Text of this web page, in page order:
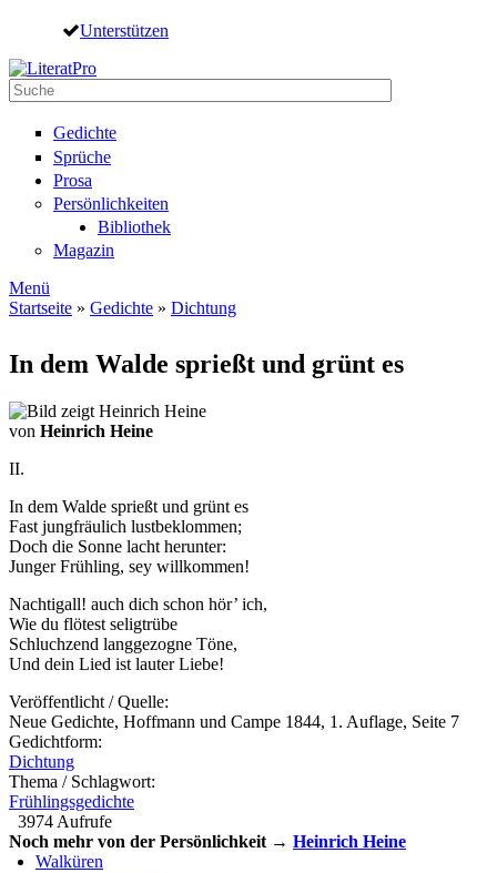
Direkt zum Inhalt
Unterstützen
Suche
Gedichte
Sprüche
Prosa
Persönlichkeiten
Bibliothek
Magazin
Menü
Startseite » Gedichte » Dichtung
In dem Walde sprießt und grünt es
von Heinrich Heine
II.
In dem Walde sprießt und grünt es
Fast jungfräulich lustbeklommen;
Doch die Sonne lacht herunter:
Junger Frühling, sey willkommen!
Nachtigall! auch dich schon hör’ ich,
Wie du flötest seligtrübe
Schluchzend langgezogne Töne,
Und dein Lied ist lauter Liebe!
Veröffentlicht / Quelle:
Neue Gedichte, Hoffmann und Campe 1844, 1. Auflage, Seite 7
Gedichtform:
Dichtung
Thema / Schlagwort:
Frühlingsgedichte
3974 Aufrufe
Noch mehr von der Persönlichkeit → Heinrich Heine
Walküren